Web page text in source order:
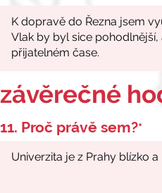
závěrečné
11. Proč právě sem?*